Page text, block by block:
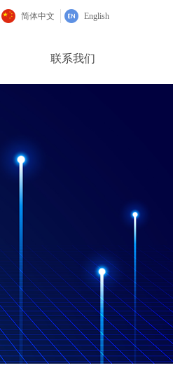
简体中文 English
联系我们